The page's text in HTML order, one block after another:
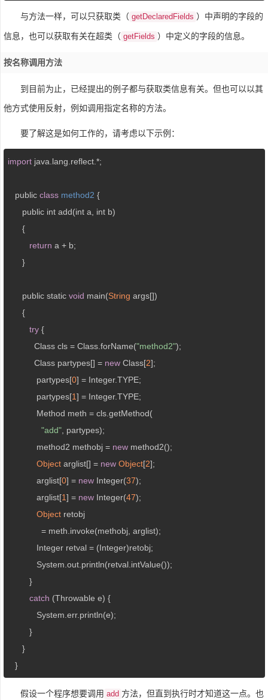
与方法一样，可以只获取类（ getDeclaredFields ）中声明的字段的
信息，也可以获取有关在超类（ getFields ）中定义的字段的信息。
按名称调用方法
到目前为止，已经提出的例子都与获取类信息有关。但也可以以其
他方式使用反射，例如调用指定名称的方法。
要了解这是如何工作的，请考虑以下示例：
import java.lang.reflect.*;
   public
class method2 {
      public int add(int a, int b)
      {
return a + b;
      }
      public static
void main(String args[])
      {
try {
           Class cls = Class.forName(
"method2");
           Class partypes[] =
new Class[2];
            partypes[
0] = Integer.TYPE;
            partypes[
1] = Integer.TYPE;
            Method meth = cls.getMethod(
"add" , partypes);
            method2 methobj =
new method2();
Object arglist[] = new Object[2];
            arglist[
0] = new Integer(37);
            arglist[
1] = new Integer(47);
Object retobj
              = meth.invoke(methobj, arglist);
            Integer retval = (Integer)retobj;
            System.out.println(retval.intValue());
         }
catch (Throwable e) {
            System.err.println(e);
         }
      }
   }
假设一个程序想要调用 add 方法，但直到执行时才知道这一点。也